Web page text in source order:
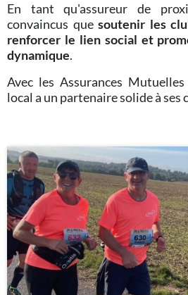
En tant qu'assureur de
convaincus quesoutenir les
renforcer le lien social et
dynamique.
Avec les Assurances
local a un partenaire solide à ses